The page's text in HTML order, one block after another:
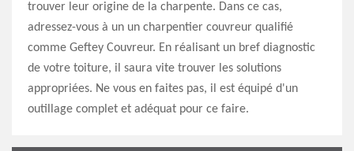
trouver leur origine de la charpente. Dans ce cas,
adressez-vous à un un charpentier couvreur qualifié
comme Geftey Couvreur. En réalisant un bref diagnostic
de votre toiture, il saura vite trouver les solutions
appropriées. Ne vous en faites pas, il est équipé d'un
outillage complet et adéquat pour ce faire.